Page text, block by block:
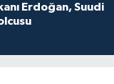
Erdoğan, Suudi